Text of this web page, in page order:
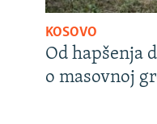
KOSOVO
Od hapšenja
o masovnoj